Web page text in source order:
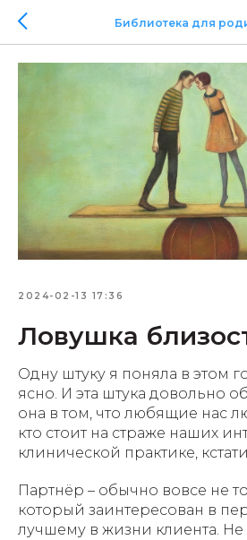
Библиотека для
2024-02-13 17:36
Ловушка
Одну штуку я поняла в этом
ясно. И эта штука довольно
она в том, что любящие нас
кто стоит на страже наших
клинической практике,
Партнёр – обычно вовсе не
который заинтересован в
лучшему в жизни клиента. Не